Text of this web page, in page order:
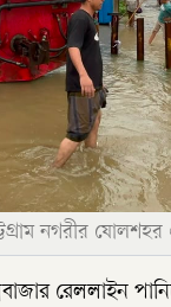
নগরীর
রেললাইন